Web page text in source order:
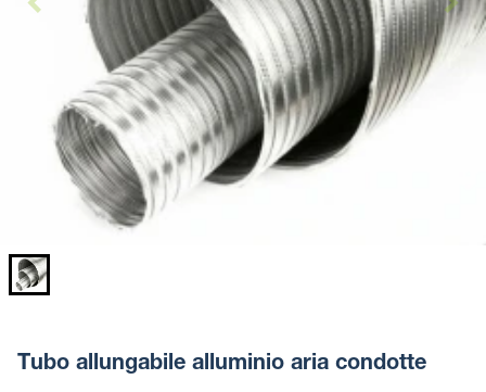
Tubo allungabile alluminio aria condotte